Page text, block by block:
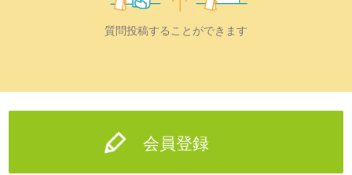
質問投稿することができます
会員登録